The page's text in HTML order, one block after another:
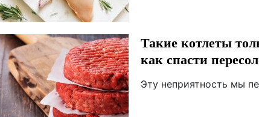
Такие котлеты
как спасти
Эту неприятность мы